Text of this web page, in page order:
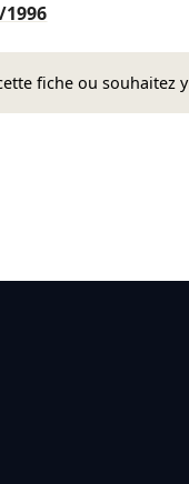
1996
fiche ou souhaitez